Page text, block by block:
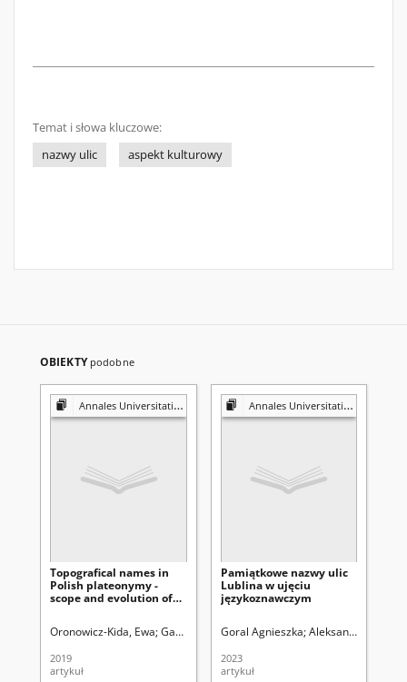
Temat i słowa kluczowe:
nazwy ulic
aspekt kulturowy
OBIEKTY podobne
Annales Universitatis Mariae Curie-Skłodowska. Sectio FF, Philologiae
Topografical names in
Polish plateonymy -
scope and evolution of
Oronowicz-Kida, Ewa Gabryś-Sławińska, Monika. Red.
2019
artykuł
Annales Universitatis Mariae Curie-Skłodowska. Sectio FF, Philologiae
Pamiątkowe nazwy ulic
Lublina w ujęciu
językoznawczym
Goral Agnieszka Aleksandrowicz-
2023
artykuł